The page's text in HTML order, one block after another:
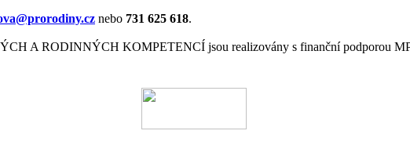
nebo 731 625 618.
A RODINNÝCH KOMPETENCÍ jsou realizovány s finanční podporou